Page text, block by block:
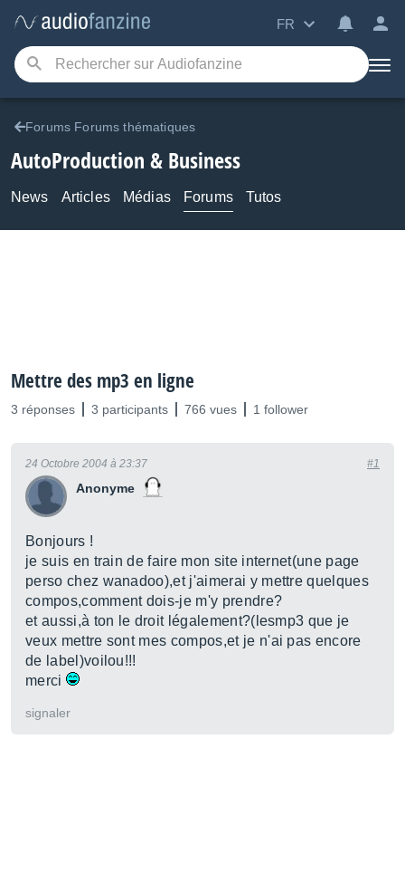
FR
Forums Forums thématiques
AutoProduction & Business
News Articles Médias Forums Tutos
Mettre des mp3 en ligne
3 réponses 3 participants 766 vues 1 follower
Anonyme
24 Octobre 2004 à 23:37 #1
Bonjours !
je suis en train de faire mon site internet(une page
perso chez wanadoo),et j'aimerai y mettre quelques
compos,comment dois-je m'y prendre?
et aussi,à ton le droit légalement?(lesmp3 que je
veux mettre sont mes compos,et je n'ai pas encore
de label)voilou!!!
merci
signaler